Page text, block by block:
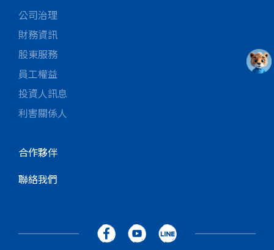
公司治理
財務資訊
股東服務
員工權益
投資人訊息
利害關係人
合作夥伴
聯絡我們